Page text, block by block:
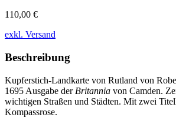
110,00 €
exkl. Versand
Beschreibung
Kupferstich-Landkarte von Rutland von
1695 Ausgabe der Britannia von Camden.
wichtigen Straßen und Städten. Mit zwei
Kompassrose.